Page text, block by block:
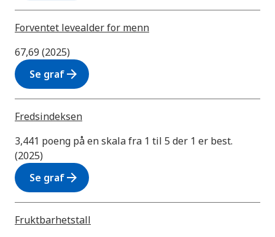
Forventet levealder for menn
67,69 (2025)
Se grafarrow_forward
Fredsindeksen
3,441 poeng på en skala fra 1 til 5 der 1 er best.
(2025)
Se grafarrow_forward
Fruktbarhetstall